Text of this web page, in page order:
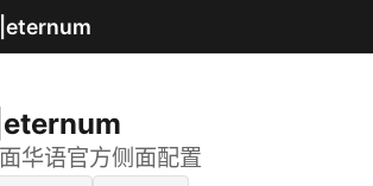
华语官方侧面配置